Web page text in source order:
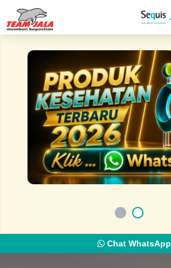
Chat WhatsApp